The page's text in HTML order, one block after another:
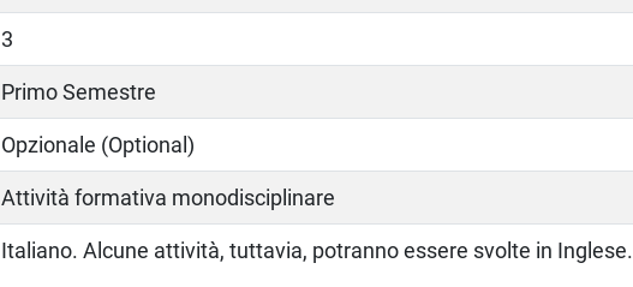
3
Primo Semestre
Opzionale (Optional)
Attività formativa monodisciplinare
Italiano. Alcune attività, tuttavia, potranno essere svolte in Inglese.